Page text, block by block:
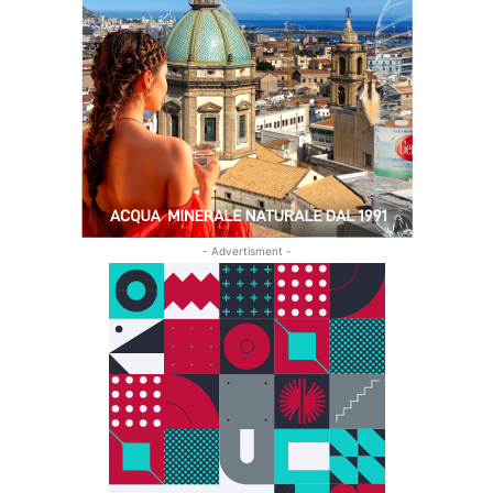
- Advertisment -